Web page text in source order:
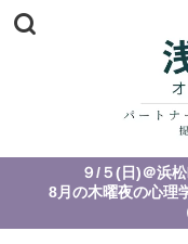
９/５(日)＠浜
8月の木曜夜の心理